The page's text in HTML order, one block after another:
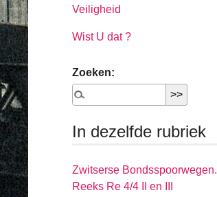
Veiligheid
Wist U dat ?
Zoeken:
In dezelfde rubriek
Zwitserse Bondsspoorwegen.
Reeks Re 4/4 II en III